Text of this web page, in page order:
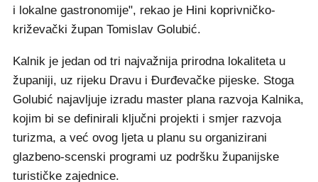
i lokalne gastronomije", rekao je Hini koprivničko-
križevački župan Tomislav Golubić.
Kalnik je jedan od tri najvažnija prirodna lokaliteta u
županiji, uz rijeku Dravu i Đurđevačke pijeske. Stoga
Golubić najavljuje izradu master plana razvoja Kalnika,
kojim bi se definirali ključni projekti i smjer razvoja
turizma, a već ovog ljeta u planu su organizirani
glazbeno-scenski programi uz podršku županijske
turističke zajednice.